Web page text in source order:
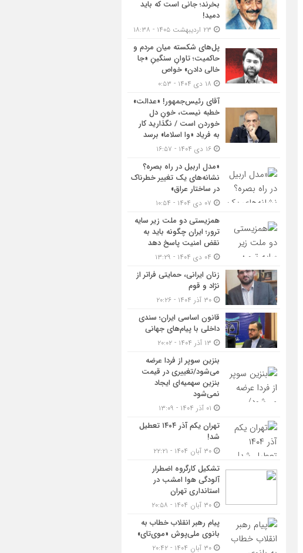
بخرند؛ جانی است که باید
دمید!
پل‌های شکسته میان مردم و
حاکمیت؛ تاوانِ سنگینِ «جا
خالی دادن» خواص
آقای رئیس‌جمهور! «عدالت»
خطبه نیست، خونِ دل
خوردن است / نگذارید کار
به فریاد «وا اسلاما» برسد
«مدل اربیل در راه بصره؟
نشانه‌های یک تغییر خطرناک
در ساختار عراق»
همزیستی دو ملت زیر سایه
ترور؛ ایران چگونه باید به
نقض امنیت پاسخ دهد
زنان ایرانی، حمایتی فراتر از
نژاد و قوم
قانون اساسی ایران؛ سندی
داخلی با پیام‌های جهانی
بنزین سوپر از فردا عرضه
می‌شود/تغییری در قیمت
بنزین سهمیه‌ای ایجاد
نمی‌شود
تهران یکم آذر ۱۴۰۴ تعطیل
شد!
تشکیل کارگروه اضطرار
آلودگی هوا امشب در
استانداری تهران
پیام رهبر انقلاب خطاب به
بانوی ملی‌پوش «موی‌تای»